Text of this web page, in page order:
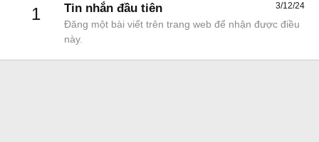
1 3/12/24
Tin nhắn đầu tiên
Đăng một bài viết trên trang web để nhận được điều
này.